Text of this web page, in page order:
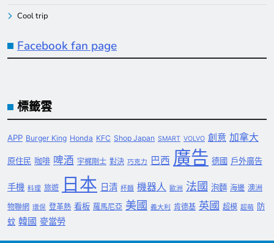
Cool trip
Facebook fan page
標籤雲
APP Burger King Honda KFC Shop Japan SMART VOLVO 創意 加拿大
原住民 咖啡 啤酒 宇梶剛士 對決 巧克力 巴西 廣告 德國 戶外廣告
手機 料理 旅遊 日本 日清 杯麵 機器人 歐洲 法國 泡麵 海邊 澳洲
物聯網 環保 登革熱 看板 羅馬尼亞 美國 義大利 肯德基 英國 超模 超萌
防
蚊 韓國 麥當勞